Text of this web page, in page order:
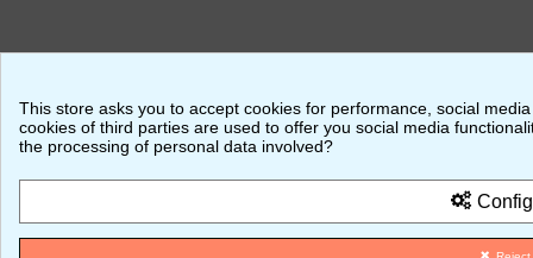
This store asks you to accept cookies for performance, social
cookies of third parties are used to offer you social media
the processing of personal data involved?